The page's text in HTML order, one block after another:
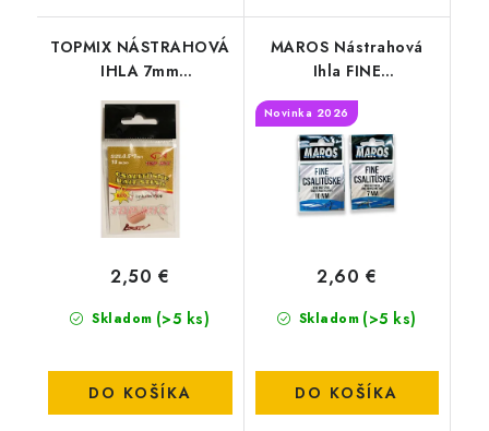
TOPMIX NÁSTRAHOVÁ
IHLA 7mm
Nástrahový
tŕň,nástrahový osteň) -
7MM
Skladom (>5 ks)
2,50 €
DO KOŠÍKA
MAROS Nástrahová
Ihla FINE
jemný)
Novinka 2026
Skladom (>5 ks)
2,60 €
DO KOŠÍKA